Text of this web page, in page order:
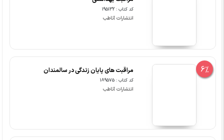
کد کتاب : 195132
انتشارات آناطب
6% مراقبت های پایان زندگی در سالمندان
کد کتاب : 189575
انتشارات آناطب